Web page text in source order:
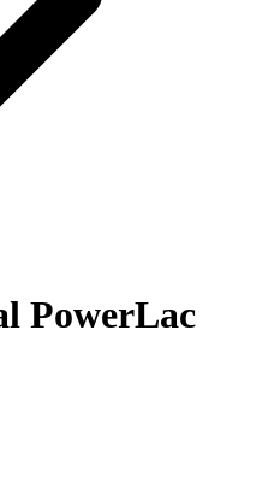
PowerLac